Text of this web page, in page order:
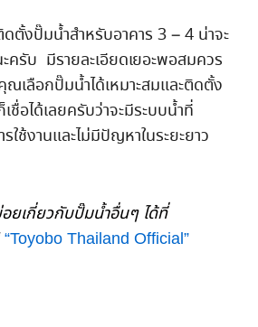
ตั้งปั๊มน้ำสำหรับอาคาร 3 – 4 น่าจะ
ครับ มีรายละเอียดเยอะพอสมควร
เลือกปั๊มน้ำได้เหมาะสมและติดตั้ง
ชื่อได้เลยครับว่าจะมีระบบน้ำที่
ช้งานและไม่มีปัญหาในระยะยาว
ยเกี่ยวกับปั๊มน้ำอื่นๆ ได้ที่
“Toyobo Thailand Official”